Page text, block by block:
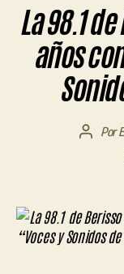
La 98.1
años
AutorPor